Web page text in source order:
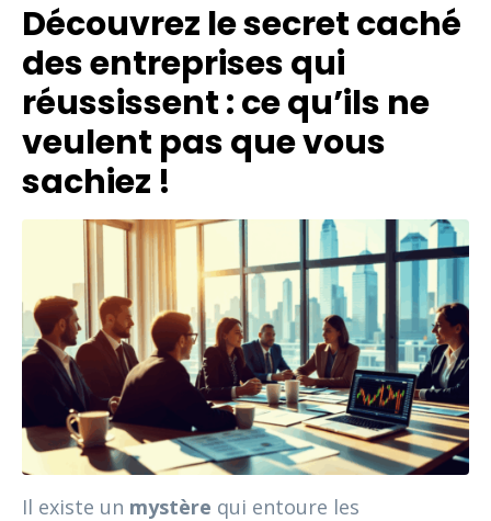
Découvrez le secret caché
des entreprises qui
réussissent : ce qu’ils ne
veulent pas que vous
sachiez !
Il existe un mystère qui entoure les